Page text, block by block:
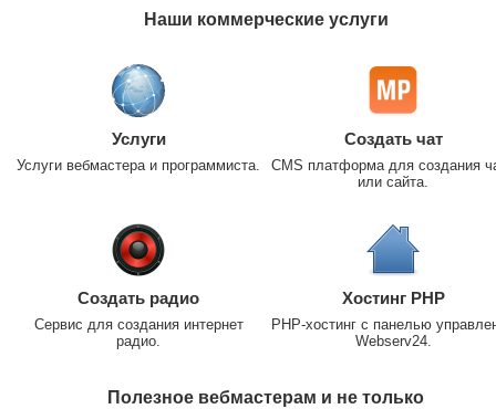
Наши коммерческие услуги
Услуги
Услуги вебмастера и программиста.
Создать чат
CMS платформа для создания
или сайта.
Создать радио
Сервис для создания интернет
радио.
Хостинг PHP
PHP-хостинг с панелью
Webserv24.
Полезное вебмастерам и не только